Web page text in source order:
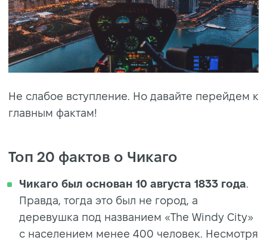
Не слабое вступление. Но давайте перейдем к
главным фактам!
Топ 20 фактов о Чикаго
Чикаго был основан 10 августа 1833 года
Правда, тогда это был не город, а
деревушка под названием «The Windy City»
с населением менее 400 человек. Несмотря